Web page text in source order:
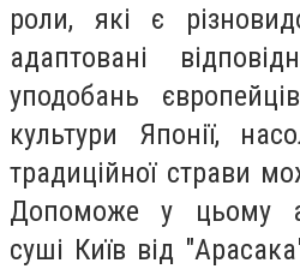
роли, які є
адаптовані
уподобань
культури Японії,
традиційної страви
Допоможе у цьому
суші Київ від